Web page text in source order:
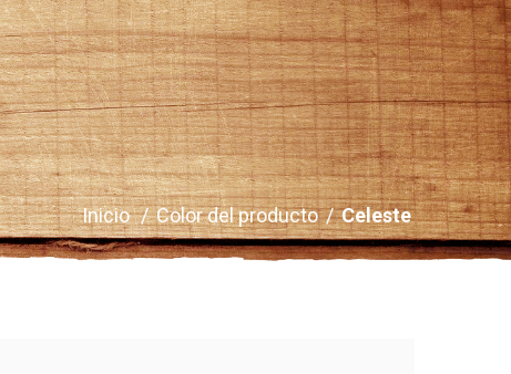
Inicio /Color del producto/Celeste